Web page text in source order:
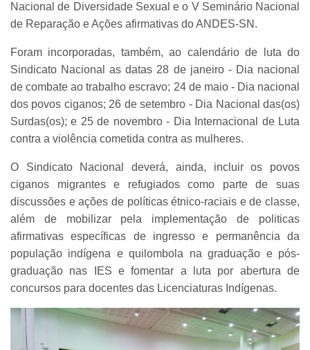
Nacional de Diversidade Sexual e o V Seminário Nacional
de Reparação e Ações afirmativas do ANDES-SN.
Foram incorporadas, também, ao calendário de luta do
Sindicato Nacional as datas 28 de janeiro - Dia nacional
de combate ao trabalho escravo; 24 de maio - Dia nacional
dos povos ciganos; 26 de setembro - Dia Nacional das(os)
Surdas(os); e 25 de novembro - Dia Internacional de Luta
contra a violência cometida contra as mulheres.
O Sindicato Nacional deverá, ainda, incluir os povos
ciganos migrantes e refugiados como parte de suas
discussões e ações de políticas étnico-raciais e de classe,
além de mobilizar pela implementação de politicas
afirmativas específicas de ingresso e permanência da
população indígena e quilombola na graduação e pós-
graduação nas IES e fomentar a luta por abertura de
concursos para docentes das Licenciaturas Indígenas.